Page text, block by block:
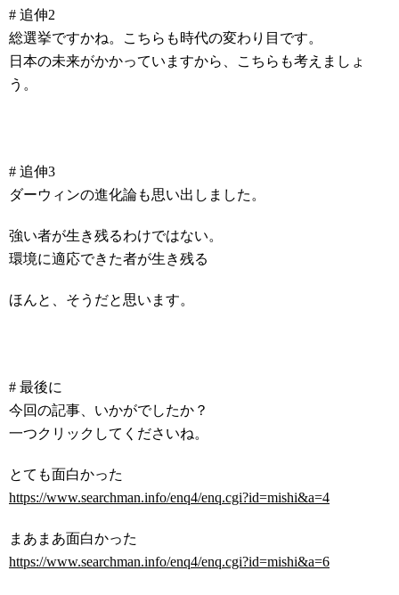
# 追伸2
総選挙ですかね。こちらも時代の変わり目です。
日本の未来がかかっていますから、こちらも考えましょ
う。
# 追伸3
ダーウィンの進化論も思い出しました。
強い者が生き残るわけではない。
環境に適応できた者が生き残る
ほんと、そうだと思います。
# 最後に
今回の記事、いかがでしたか？
一つクリックしてくださいね。
とても面白かった
https://www.searchman.info/enq4/enq.cgi?id=mishi&a=4
まあまあ面白かった
https://www.searchman.info/enq4/enq.cgi?id=mishi&a=6